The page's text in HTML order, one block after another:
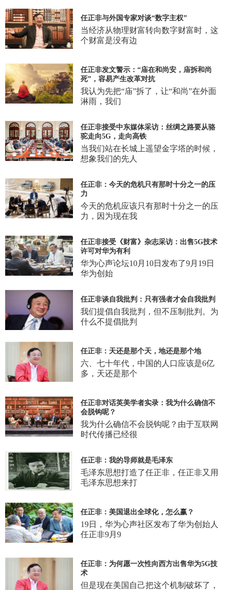
任正非与外国专家对谈“数字主权”
当经济从物理财富转向数字财富时，这
个财富是没有边
任正非发文警示：“庙在和尚安，庙拆和尚
死”，容易产生改革对抗
我认为先把“庙”拆了，让“和尚”在外面
淋雨，我们
任正非接受中东媒体采访：丝绸之路要从骆
驼走向5G，走向高铁
当我们站在长城上遥望金字塔的时候，
想象我们的先人
任正非：今天的危机只有那时十分之一的压
力
今天的危机应该只有那时十分之一的压
力，因为现在我
任正非接受《财富》杂志采访：出售5G技术
许可对华为有利
华为心声论坛10月10日发布了9月19日
华为创始
任正非谈自我批判：只有强者才会自我批判
我们提倡自我批判，但不压制批判。为
什么不提倡批判
任正非：天还是那个天，地还是那个地
六、七十年代，中国的人口应该是6亿
多，天还是那个
任正非对话英美学者实录：我为什么确信不
会脱钩呢？
我为什么确信不会脱钩呢？由于互联网
时代传播已经很
任正非：我的导师就是毛泽东
毛泽东思想打造了任正非，任正非又用
毛泽东思想来打
任正非：美国退出全球化，怎么赢？
19日，华为心声社区发布了华为创始人
任正非9月9
任正非：为何愿一次性向西方出售华为5G技
术
但是现在美国自己把这个机制破坏了，